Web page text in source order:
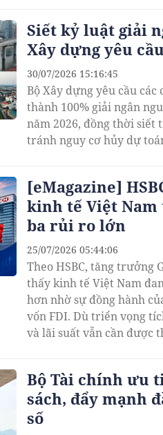
Siết kỷ luật giải
Xây dựng yêu
Bộ Xây dựng yêu cầu
thành 100% giải ngân
năm 2026, đồng thời
tránh nguy cơ hủy dự
30/07/2026 15:16:45
[eMagazine]
kinh tế Việt
ba rủi ro lớn
Theo HSBC, tăng trưởng
thấy kinh tế Việt Nam
hơn nhờ sự đồng hành
vốn FDI. Dù triển vọng
và lãi suất vẫn cần được
25/07/2026 05:44:06
Bộ Tài chính ưu
sách, đẩy mạnh
số